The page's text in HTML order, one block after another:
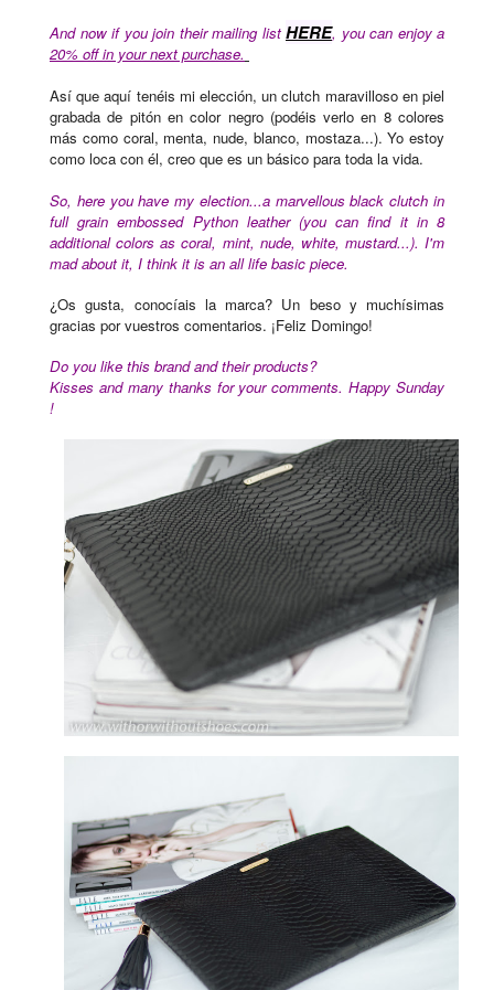
And now if you join their mailing list HERE, you can enjoy a
20% off in your next purchase.
Así que aquí tenéis mi elección, un clutch maravilloso en piel
grabada de pitón en color negro (podéis verlo en 8 colores
más como coral, menta, nude, blanco, mostaza...). Yo estoy
como loca con él, creo que es un básico para toda la vida.
So, here you have my election...a marvellous black clutch in
full grain embossed Python leather (you can find it in 8
additional colors as coral, mint, nude, white, mustard...). I'm
mad about it, I think it is an all life basic piece.
¿Os gusta, conocíais la marca? Un beso y muchísimas
gracias por vuestros comentarios. ¡Feliz Domingo!
Do you like this brand and their products?
Kisses and many thanks for your comments. Happy Sunday
!